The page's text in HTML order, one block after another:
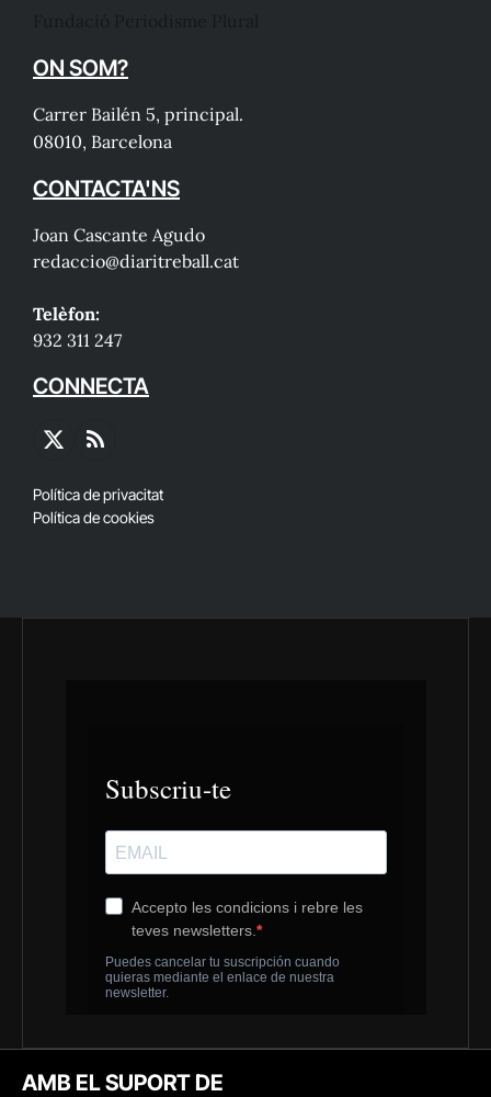
ON SOM?
Carrer Bailén 5, principal.
08010, Barcelona
CONTACTA'NS
Joan Cascante Agudo
redaccio@diaritreball.cat
Telèfon:
932 311 247
CONNECTA
X
RSS
Política de privacitat
Política de cookies
AMB EL SUPORT DE